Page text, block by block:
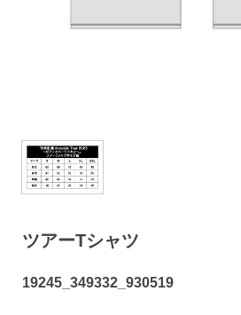
ツアーTシャツ
19245_349332_930519